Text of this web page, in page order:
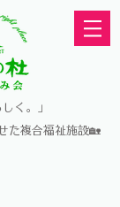
く。」
た複合福祉施設🏡